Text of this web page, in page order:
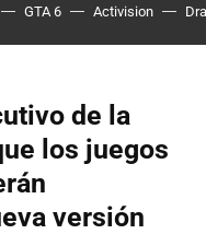
GTA 6 Activision
de la
los juegos
versión